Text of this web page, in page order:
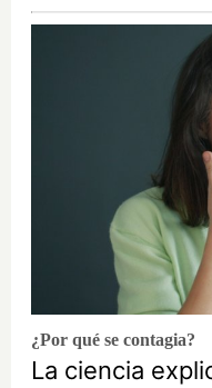
¿Por qué se contagia?
La ciencia